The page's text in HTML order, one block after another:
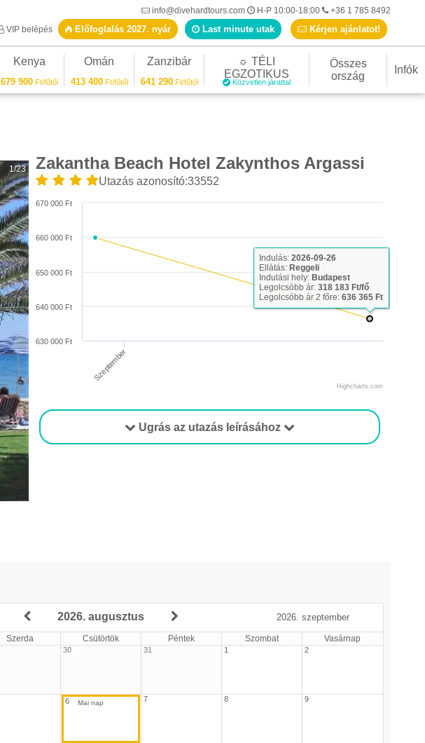
info@divehardtours.com H-P 10:00-18:00
+36 1 785 8492
VIP belépés
Előfoglalás 2027. nyár Last minute utak Kérjen ajánlatot!
Kenya
679 900Ft/főtől
Omán
413 400Ft/főtől
Zanzibár
641 290Ft/főtől
☼ TÉLI
EGZOTIKUS
Közvetlen járattal
Összes
ország
Infók
Zakantha Beach Hotel Zakynthos Argassi
Utazás azonosító:33552
Szeptember
630 000 Ft
640 000 Ft
650 000 Ft
660 000 Ft
670 000 Ft
Highcharts.com
Indulás:2026-09-26
Ellátás: Reggeli
Indulási hely: Budapest
Legolcsóbb ár:318 183 Ft/fő
Legolcsóbb ár 2 főre:636 365 Ft
Ugrás az utazás leírásához
1/23
2026. augusztus 2026. szeptember
Szerda Csütörtök Péntek Szombat Vasárnap
30 31 1 2
6 7 8 9